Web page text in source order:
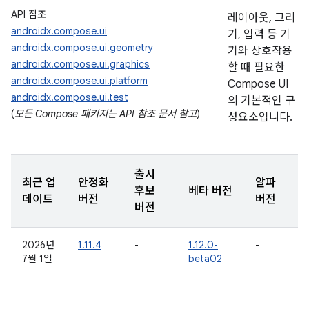
API 참조
androidx.compose.ui
androidx.compose.ui.geometry
androidx.compose.ui.graphics
androidx.compose.ui.platform
androidx.compose.ui.test
(모든 Compose 패키지는 API 참조 문서 참고)
레이아웃, 그리
기, 입력 등 기
기와 상호작용
할 때 필요한
Compose UI
의 기본적인 구
성요소입니다.
최근 업
데이트
안정화
버전
출시
후보
버전
베타 버전
알파
버전
2026년
7월 1일
1.11.4 -
1.12.0-
beta02
-